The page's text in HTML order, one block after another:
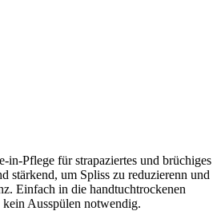
in-Pflege für strapaziertes und brüchiges
stärkend, um Spliss zu reduzierenn und
Einfach in die handtuchtrockenen
kein Ausspülen notwendig.